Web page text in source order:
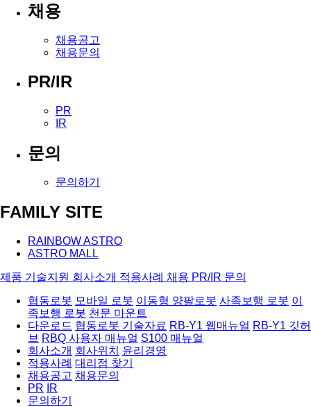
채용
채용공고
채용문의
PR/IR
PR
IR
문의
문의하기
FAMILY SITE
RAINBOW ASTRO
ASTRO MALL
제품 기술지원 회사소개 적용사례 채용 PR/IR 문의
협동로봇 모바일 로봇 이동형 양팔로봇 사족보행 로봇 이
족보행 로봇 천문 마운트
다운로드 협동로봇 기술자료 RB-Y1 웹매뉴얼 RB-Y1 깃허
브 RBQ 사용자 매뉴얼 S100 매뉴얼
회사소개 회사위치
윤리경영
적용사례 대리점 찾기
채용공고 채용문의
PR
IR
문의하기